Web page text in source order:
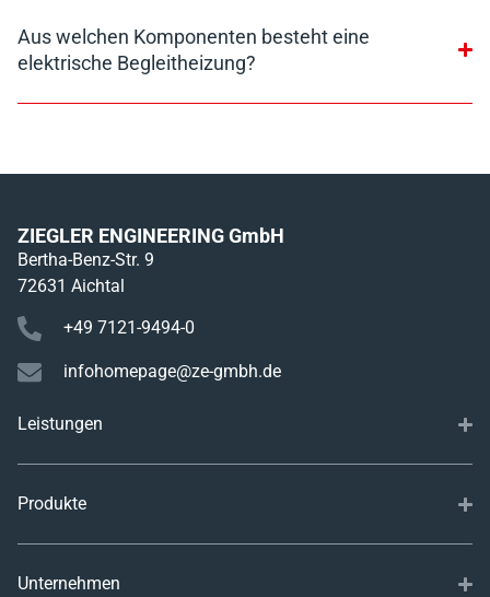
Aus welchen Komponenten besteht eine
elektrische Begleitheizung?
ZIEGLER ENGINEERING GmbH
Bertha-Benz-Str. 9
72631 Aichtal
+49 7121-9494-0
infohomepage@ze-gmbh.de
Leistungen
Produkte
Unternehmen